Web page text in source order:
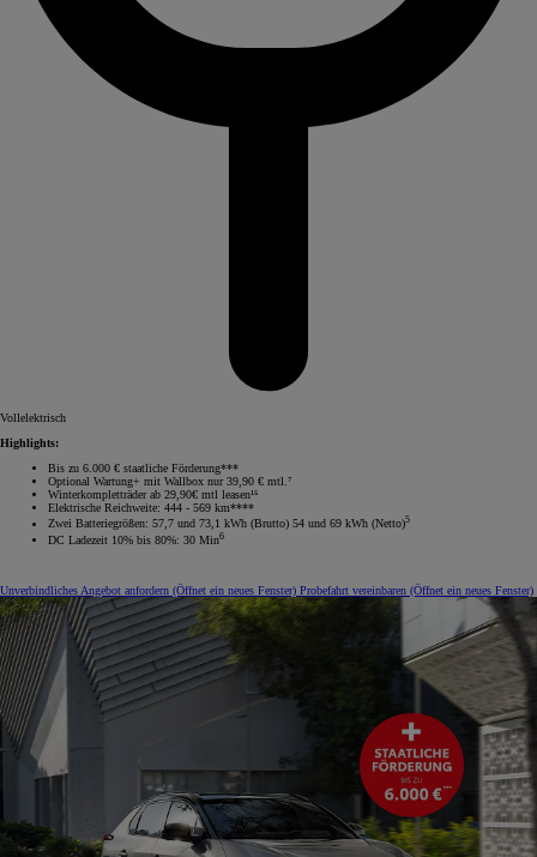
Vollelektrisch
Highlights:
Bis zu 6.000 € staatliche Förderung***
Optional Wartung+ mit Wallbox nur 39,90 € mtl.⁷
Winterkompletträder ab 29,90€ mtl leasen¹⁵
Elektrische Reichweite: 444 - 569 km****
Zwei Batteriegrößen: 57,7 und 73,1 kWh (Brutto) 54 und 69 kWh (Netto)5
DC Ladezeit 10% bis 80%: 30 Min6
Unverbindliches Angebot anfordern (Öffnet ein neues Fenster) Probefahrt vereinbaren (Öffnet ein neues Fenster)